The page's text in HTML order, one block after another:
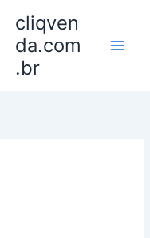
cliqven
da.com
.br